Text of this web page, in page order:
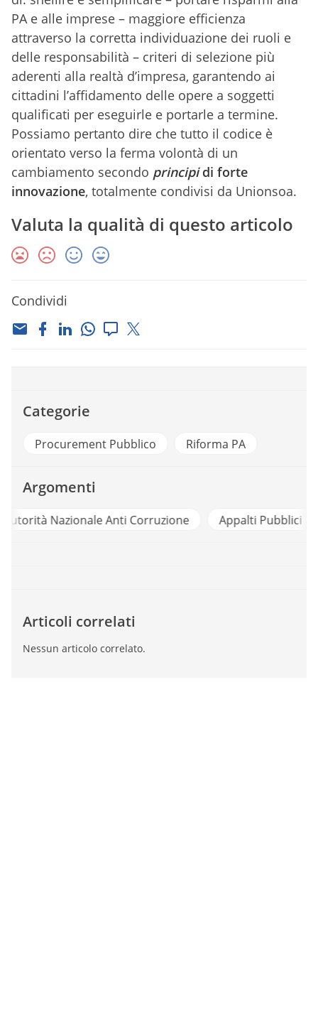
PA e alle imprese – maggiore efficienza
attraverso la corretta individuazione dei ruoli e
delle responsabilità – criteri di selezione più
aderenti alla realtà d’impresa, garantendo ai
cittadini l’affidamento delle opere a soggetti
qualificati per eseguirle e portarle a termine.
Possiamo pertanto dire che tutto il codice è
orientato verso la ferma volontà di un
cambiamento secondo principidi forte
innovazione, totalmente condivisi da Unionsoa.
Valuta la qualità di questo articolo
Condividi
Categorie
Procurement Pubblico Riforma PA
Argomenti
Appalti Pubblici Cantiere Procurement
Articoli correlati
Nessun articolo correlato.